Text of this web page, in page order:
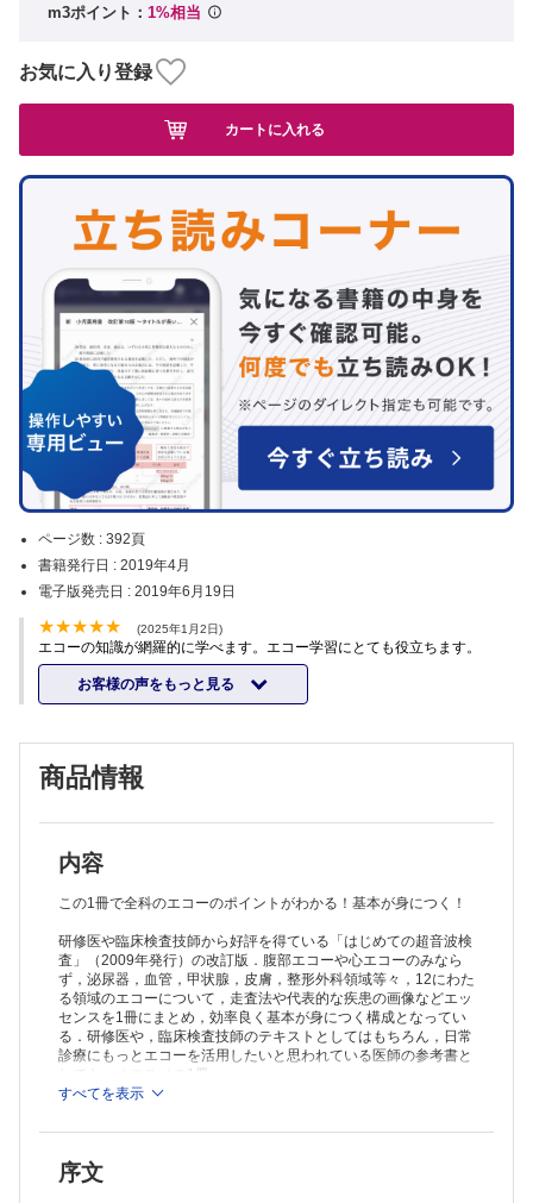
ページ数 : 392頁
書籍発行日 : 2019年4月
電子版発売日 : 2019年6月19日
(2025年1月2日)
エコーの知識が網羅的に学べます。エコー学習にとても役立ちます。
お客様の声をもっと見る
m3ポイント： 1%相当
お気に入り登録
カートに入れる
商品情報
内容
この1冊で全科のエコーのポイントがわかる！基本が身につく！
研修医や臨床検査技師から好評を得ている「はじめての超音波検
査」（2009年発行）の改訂版．腹部エコーや心エコーのみなら
ず，泌尿器，血管，甲状腺，皮膚，整形外科領域等々，12にわた
る領域のエコーについて，走査法や代表的な疾患の画像などエッ
センスを1冊にまとめ，効率良く基本が身につく構成となってい
る．研修医や，臨床検査技師のテキストとしてはもちろん，日常
診療にもっとエコーを活用したいと思われている医師の参考書と
しても，オススメの1冊．
すべてを表示
序文